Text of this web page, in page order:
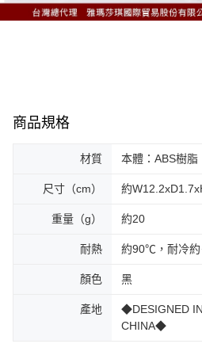
商品規格
材質 本體：ABS樹脂
尺寸（cm） 約
重量（g） 約20
耐熱 約90℃，耐冷
顏色 黑
產地
◆DESIGNED
CHINA◆